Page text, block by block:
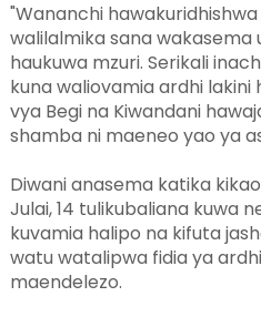
"Wananchi
walilalmika sana wakasema
haukuwa mzuri. Serikali
kuna waliovamia ardhi lakini
vya Begi na Kiwandani
shamba ni maeneo yao ya
Diwani anasema katika
Julai, 14 tulikubaliana kuwa
kuvamia halipo na kifuta
watu watalipwa fidia ya
maendelezo.